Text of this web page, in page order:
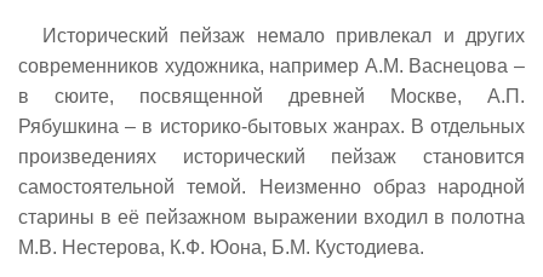
Исторический пейзаж немало привлекал и других
современников художника, например А.М. Васнецова –
в сюите, посвященной древней Москве, А.П.
Рябушкина – в историко-бытовых жанрах. В отдельных
произведениях исторический пейзаж становится
самостоятельной темой. Неизменно образ народной
старины в её пейзажном выражении входил в полотна
М.В. Нестерова, К.Ф. Юона, Б.М. Кустодиева.